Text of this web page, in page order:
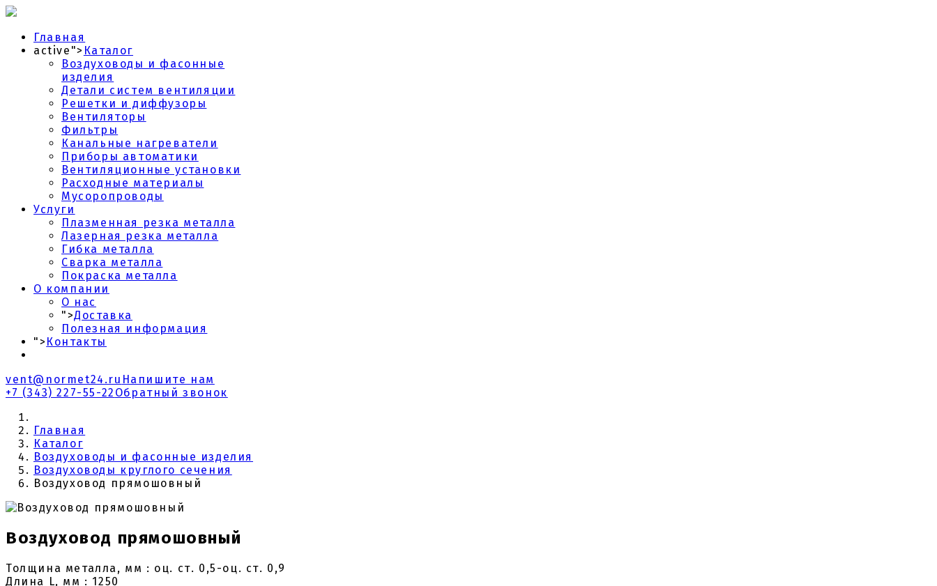
Главная
active"> Каталог
Воздуховоды и фасонные
изделия
Детали систем вентиляции
Решетки и диффузоры
Вентиляторы
Фильтры
Канальные нагреватели
Приборы автоматики
Вентиляционные установки
Расходные материалы
Мусоропроводы
Услуги
Плазменная резка металла
Лазерная резка металла
Гибка металла
Сварка металла
Покраска металла
О компании
О нас
">Доставка
Полезная информация
"> Контакты
vent@normet24.ru Напишите нам
+7 (343) 227-55-22 Обратный звонок
Главная
Каталог
Воздуховоды и фасонные изделия
Воздуховоды круглого сечения
Воздуховод прямошовный
Воздуховод прямошовный
Толщина металла, мм : оц. ст. 0,5-оц. ст. 0,9
Длина L, мм : 1250